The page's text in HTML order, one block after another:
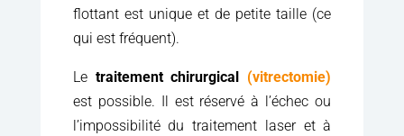
flottant est unique et de petite taille (ce
qui est fréquent).
Le traitement chirurgical (vitrectomie)
est possible. Il est réservé à l’échec ou
l’impossibilité du traitement laser et à